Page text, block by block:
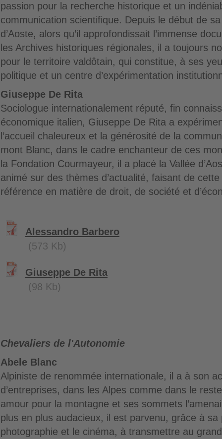
passion pour la recherche historique et un
communication scientifique. Depuis le début de
d’Aoste, alors qu’il approfondissait l’immense
les Archives historiques régionales, il a toujours
pour le territoire valdôtain, qui constitue, à ses
politique et un centre d’expérimentation
Giuseppe De Rita
Sociologue internationalement réputé, fin
économique italien, Giuseppe De Rita a
l’accueil chaleureux et la générosité de la
mont Blanc, dans le cadre enchanteur de ces
la Fondation Courmayeur, il a placé la Vallée
animé sur des thèmes d’actualité, faisant de
référence en matière de droit, de société et
Alessandro Barbero
(573 Kb)
Giuseppe De Rita
(98 Kb)
Chevaliers de l'Autonomie
Abele Blanc
Alpiniste de renommée internationale, il a à son
d’entreprises, dans les Alpes comme dans le
amour pour la montagne et ses sommets
plus en plus audacieux, il est parvenu, grâce à sa
photographie et le cinéma, à transmettre au